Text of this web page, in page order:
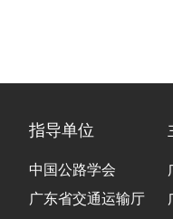
指导单位
中国公路学会
广东省交通运输厅